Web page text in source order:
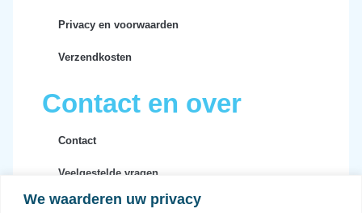
We waarderen uw privacy
Privacy en voorwaarden
Verzendkosten
Contact en over
Contact
Veelgestelde vragen
Privacy en voorwaarden